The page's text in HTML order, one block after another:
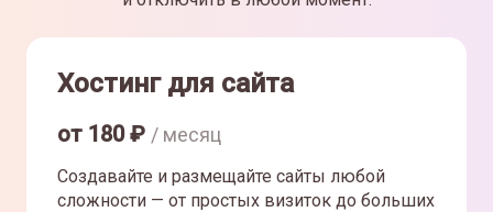
Хостинг для сайта
от 180₽ / месяц
Создавайте и размещайте сайты любой
сложности — от простых визиток до больших